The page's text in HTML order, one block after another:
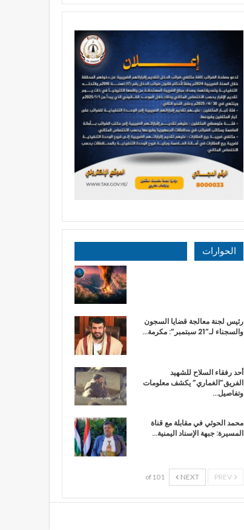
الحوارات
رئيس لجنة معالجة قضايا السجون
والسجناء لـ”21 سبتمبر”: مكرمة…
أحد رفقاء السلاح للشهيد
الفريق”الغماري” يكشف معلومات
وتفاصيل…
محمد الحوثي في مقابلة مع قناة
المسيرة: جبهة الإسناد اليمنية…
NEXT
1 of 10